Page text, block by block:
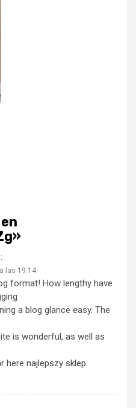
»
las 19:14
format! How lengthy have
a blog glance easy. The
is wonderful, as well as
here najlepszy sklep